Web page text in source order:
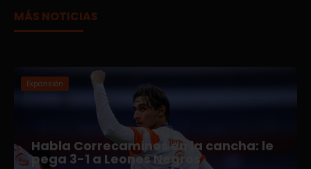
MÁS NOTICIAS
Expansión
Habla Correcaminos en la cancha: le
pega 3-1 a Leones Negros